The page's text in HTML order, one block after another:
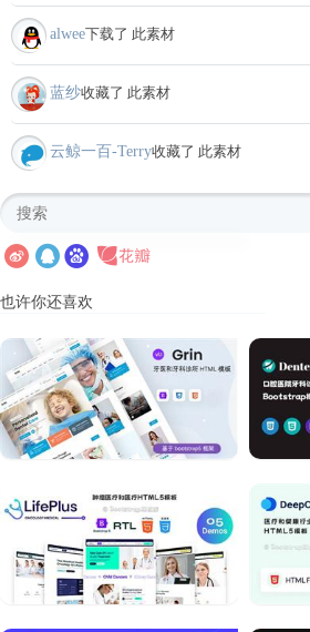
alwee下载了 此素材
蓝纱收藏了 此素材
云鲸一百-Terry收藏了 此素材
也许你还喜欢